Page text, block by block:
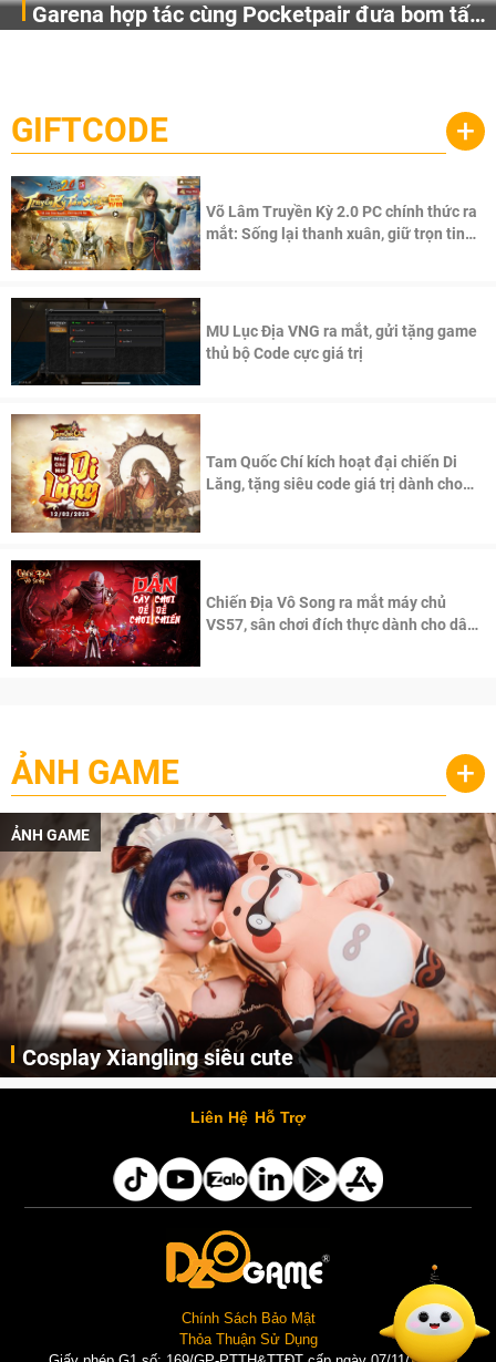
Garena hợp tác cùng Pocketpair đưa bom tấn
cầu, theo giấy phép chính thức từ công ty game Nhật Bản
Pocketpair, Inc.
GIFTCODE +
Võ Lâm Truyền Kỳ 2.0 PC chính thức ra
mắt: Sống lại thanh xuân, giữ trọn tinh
MU Lục Địa VNG ra mắt, gửi tặng game
thủ bộ Code cực giá trị
Tam Quốc Chí kích hoạt đại chiến Di
Lăng, tặng siêu code giá trị dành cho
Chiến Địa Vô Song ra mắt máy chủ
VS57, sân chơi đích thực dành cho dân
ẢNH GAME +
ẢNH GAME
Cosplay Xiangling siêu cute
Cùng thưởng thức những hình ảnh cosplay Xiangling trong Genshin Impact siêu dễ thương của người dùng Weibo "阿包也是兔娘"
Liên Hệ Hỗ Trợ
Chính Sách Bảo Mật
Thỏa Thuận Sử Dụng